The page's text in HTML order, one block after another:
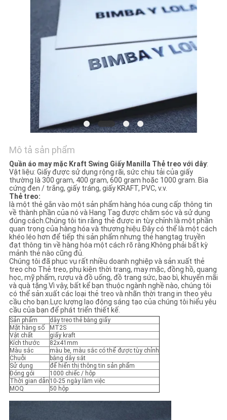
TRANG
WEB
PRIVACY
POLICY
Mô tả sản phẩm
Quần áo may mặc Kraft Swing Giấy Manilla Thẻ treo với dây:
Vật liệu: Giấy được sử dụng rộng rãi, sức chịu tải của giấy
thường là 300 gram, 400 gram, 600 gram hoặc 1000 gram. Bìa
cứng đen / trắng, giấy tráng, giấy KRAFT, PVC, v.v.
Thẻ treo:
là một thẻ gắn vào một sản phẩm hàng hóa cung cấp thông tin
về thành phần của nó và Hang Tag được chăm sóc và sử dụng
đúng cách.Chúng tôi tin rằng thẻ được in tùy chỉnh là một phần
quan trọng của hàng hóa và thương hiệu.Đây có thể là một cách
khéo léo hơn để tiếp thị sản phẩm nhưng thẻ hangtag truyền
đạt thông tin về hàng hóa một cách rõ ràng.Không phải bất kỳ
mảnh thẻ nào cũng đủ.
Chúng tôi đã phục vụ rất nhiều doanh nghiệp và sản xuất thẻ
treo cho Thẻ treo, phụ kiện thời trang, may mặc, đồng hồ, quang
học, mỹ phẩm, rượu và đồ uống, đồ trang sức, bao bì, khuyến mãi
và quà tặng.Vì vậy, bất kể bạn thuộc ngành nghề nào, chúng tôi
có thể sản xuất các loại thẻ treo và nhãn thời trang in theo yêu
cầu cho bạn.Lực lượng lao động sáng tạo của chúng tôi hiểu yêu
cầu của bạn để phát triển thiết kế.
Sản phẩm
dây treo thẻ bằng giấy
Mặt hàng số
MT2S
Vật chất
giấy kraft
Kích thước
82x41mm
Màu sắc
màu be, màu sắc có thể được tùy chỉnh
Chuỗi
bằng dây sắt
Sử dụng
để hiển thị thông tin sản phẩm
Đóng gói
1000 chiếc / hộp
Thời gian dẫn 10-25 ngày làm việc
MOQ
50 hộp